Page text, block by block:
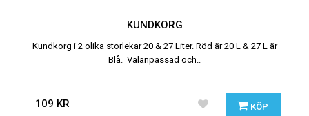
KUNDKORG
Kundkorg i 2 olika storlekar 20 & 27 Liter. Röd är 20 L & 27 L är
Blå. Välanpassad och..
109 KR KÖP